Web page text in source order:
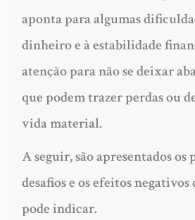
aponta para algumas
dinheiro e à estabilidade
atenção para não se deixar
que podem trazer perdas ou
vida material.
A seguir, são apresentados
desafios e os efeitos negativos
pode indicar.